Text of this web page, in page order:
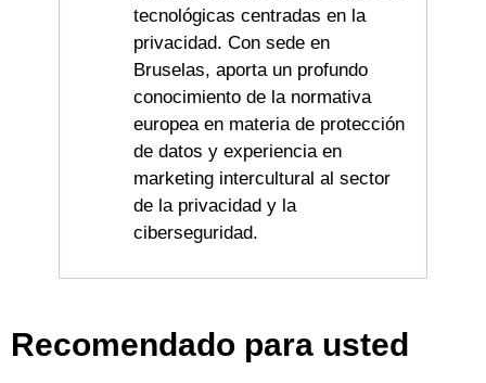
tecnológicas centradas en la
privacidad. Con sede en
Bruselas, aporta un profundo
conocimiento de la normativa
europea en materia de protección
de datos y experiencia en
marketing intercultural al sector
de la privacidad y la
ciberseguridad.
Recomendado para usted